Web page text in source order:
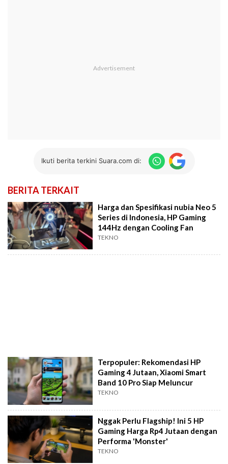
Ikuti berita terkini Suara.com di:
BERITA TERKAIT
Harga dan Spesifikasi nubia Neo 5
Series di Indonesia, HP Gaming
144Hz dengan Cooling Fan
TEKNO
Terpopuler: Rekomendasi HP
Gaming 4 Jutaan, Xiaomi Smart
Band 10 Pro Siap Meluncur
TEKNO
Nggak Perlu Flagship! Ini 5 HP
Gaming Harga Rp4 Jutaan dengan
Performa 'Monster'
TEKNO